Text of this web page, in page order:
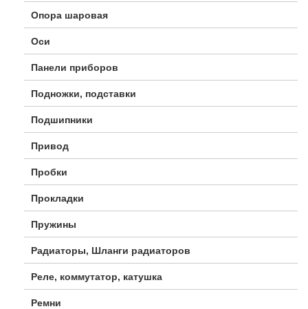
Опора шаровая
Оси
Панели приборов
Подножки, подставки
Подшипники
Привод
Пробки
Прокладки
Пружины
Радиаторы, Шланги радиаторов
Реле, коммутатор, катушка
Ремни